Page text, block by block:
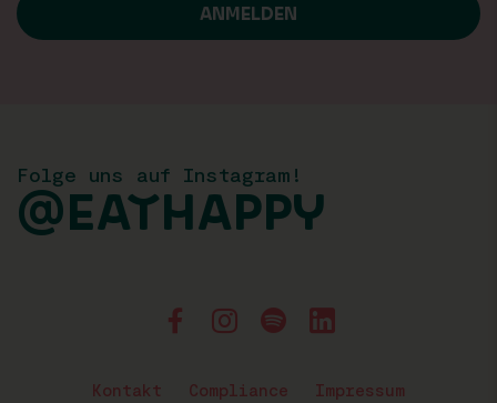
Folge uns auf Instagram!
@EATHAPPY
Kontakt Compliance Impressum